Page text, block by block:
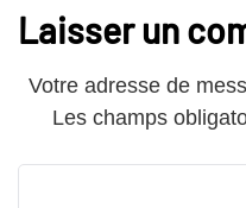
Laisser un
Votre adresse de
Les champs